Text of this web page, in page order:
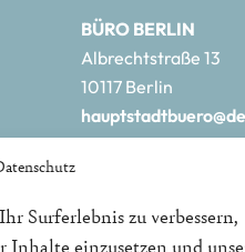
Surferlebnis zu verbessern,
Inhalte einzusetzen und
BÜRO BERLIN
Albrechtstraße 13
10117 Berlin
r21.de